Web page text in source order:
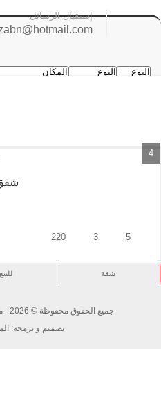
إستقبال الرسائل
4
5
3
220
شقة للبيع
جميع الحقوق محفوظة © 2026 - مؤسسة زابن للخدمات للعقارية
تصميم و برمجة: